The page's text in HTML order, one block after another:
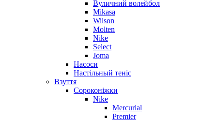
Вуличний волейбол
Mikasa
Wilson
Molten
Nike
Select
Joma
Насоси
Настільный теніс
Взуття
Сороконіжки
Nike
Mercurial
Premier